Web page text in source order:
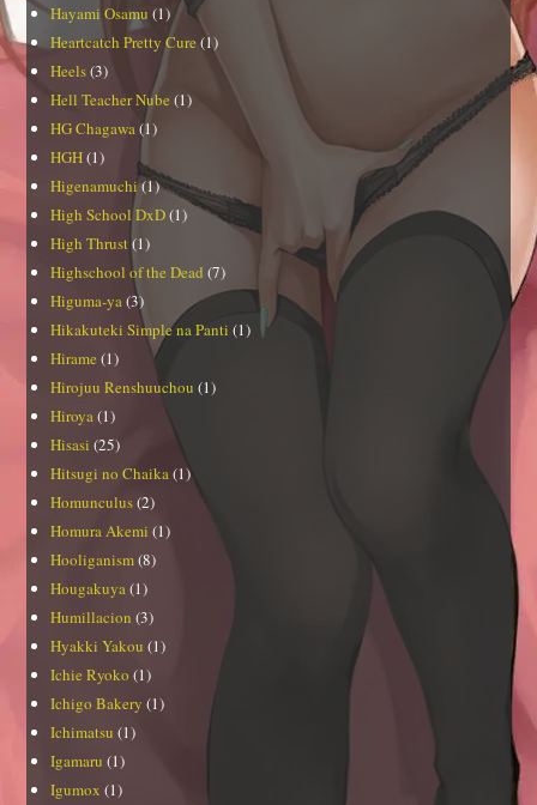
Hayami Osamu (1)
Heartcatch Pretty Cure(1)
Heels(3)
Hell Teacher Nube (1)
HG Chagawa(1)
HGH(1)
Higenamuchi(1)
High School DxD(1)
High Thrust(1)
Highschool of the Dead (7)
Higuma-ya(3)
Hikakuteki Simple na Panti (1)
Hirame (1)
Hirojuu Renshuuchou (1)
Hiroya(1)
Hisasi (25)
Hitsugi no Chaika(1)
Homunculus(2)
Homura Akemi (1)
Hooliganism(8)
Hougakuya(1)
Humillacion (3)
Hyakki Yakou (1)
Ichie Ryoko (1)
Ichigo Bakery (1)
Ichimatsu (1)
Igamaru (1)
Igumox (1)